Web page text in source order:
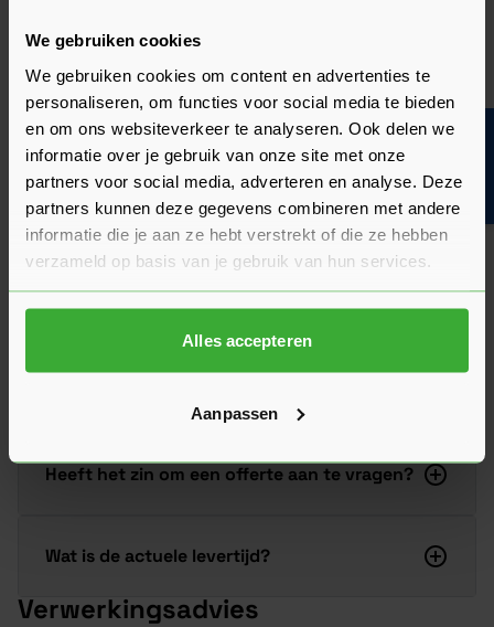
We gebruiken cookies
We gebruiken cookies om content en advertenties te
personaliseren, om functies voor social media te bieden
en om ons websiteverkeer te analyseren. Ook delen we
informatie over je gebruik van onze site met onze
partners voor social media, adverteren en analyse. Deze
partners kunnen deze gegevens combineren met andere
informatie die je aan ze hebt verstrekt of die ze hebben
verzameld op basis van je gebruik van hun services.
Alles accepteren
Aanpassen
Heb je zelf ervaring met dit product? Laat dan vooral een
review achter, zo help je anderen met jouw mening en
dragen we samen bij aan een nog beter aanbod.
Beoordeling schrijven
Veelgestelde vragen
Hier vind je antwoorden op de meest gestelde vragen over dit
product. We hebben de belangrijkste onderwerpen alvast
voor je op een rij gezet zodat je snel verder kunt.
Kun je het antwoord op jouw vraag niet vinden? Neem dan
gerust contact op met een van onze experts we helpen je
Stel je vraag
Heeft het zin om een offerte aan te vragen?
Wat is de actuele levertijd?
Verwerkingsadvies